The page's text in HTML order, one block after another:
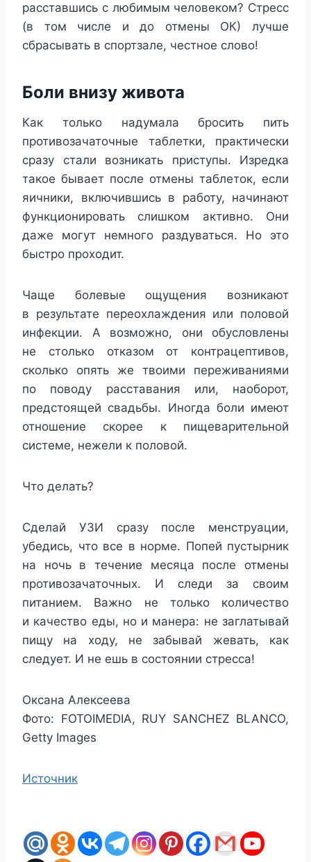
расставшись с любимым человеком? Стресс
(в том числе и до отмены ОК) лучше
сбрасывать в спортзале, честное слово!
Боли внизу живота
Как только надумала бросить пить
противозачаточные таблетки, практически
сразу стали возникать приступы. Изредка
такое бывает после отмены таблеток, если
яичники, включившись в работу, начинают
функционировать слишком активно. Они
даже могут немного раздуваться. Но это
быстро проходит.
Чаще болевые ощущения возникают
в результате переохлаждения или половой
инфекции. А возможно, они обусловлены
не столько отказом от контрацептивов,
сколько опять же твоими переживаниями
по поводу расставания или, наоборот,
предстоящей свадьбы. Иногда боли имеют
отношение скорее к пищеварительной
системе, нежели к половой.
Что делать?
Сделай УЗИ сразу после менструации,
убедись, что все в норме. Попей пустырник
на ночь в течение месяца после отмены
противозачаточных. И следи за своим
питанием. Важно не только количество
и качество еды, но и манера: не заглатывай
пищу на ходу, не забывай жевать, как
следует. И не ешь в состоянии стресса!
Оксана Алексеева
Фото: FOTOIMEDIA, RUY SANCHEZ BLANCO,
Getty Images
Источник